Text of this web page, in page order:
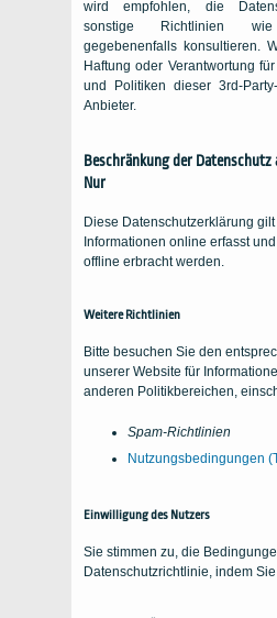
wird empfohlen, die
sonstige Richtlinien wie
gegebenenfalls konsultieren.
Haftung oder Verantwortung
und Politiken dieser 3rd-
Anbieter.
Beschränkung der
Nur
Diese Datenschutzerklärung
Informationen online erfasst
offline erbracht werden.
Weitere Richtlinien
Bitte besuchen Sie den
unserer Website für
anderen Politikbereichen,
Spam-Richtlinien
Nutzungsbedingungen (
Einwilligung des Nutzers
Sie stimmen zu, die
Datenschutzrichtlinie, indem